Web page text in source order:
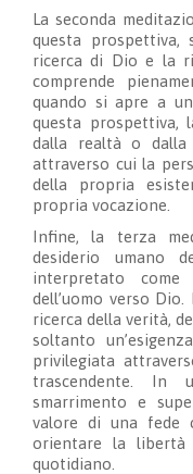
La seconda
questa prospettiva,
ricerca di Dio e la
comprende
quando si apre a
questa prospettiva,
dalla realtà o dalla
attraverso cui la
della propria
propria vocazione.
Infine, la terza
desiderio umano
interpretato
dell’uomo verso
ricerca della verità,
soltanto
privilegiata
trascendente. In
smarrimento e
valore di una fede
orientare la
quotidiano.